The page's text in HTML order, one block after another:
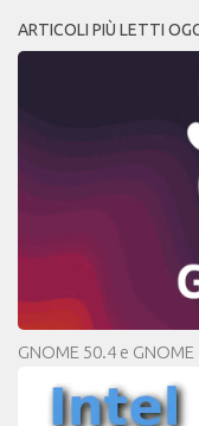
ARTICOLI PIÙ LETTI
GNOME 50.4 e